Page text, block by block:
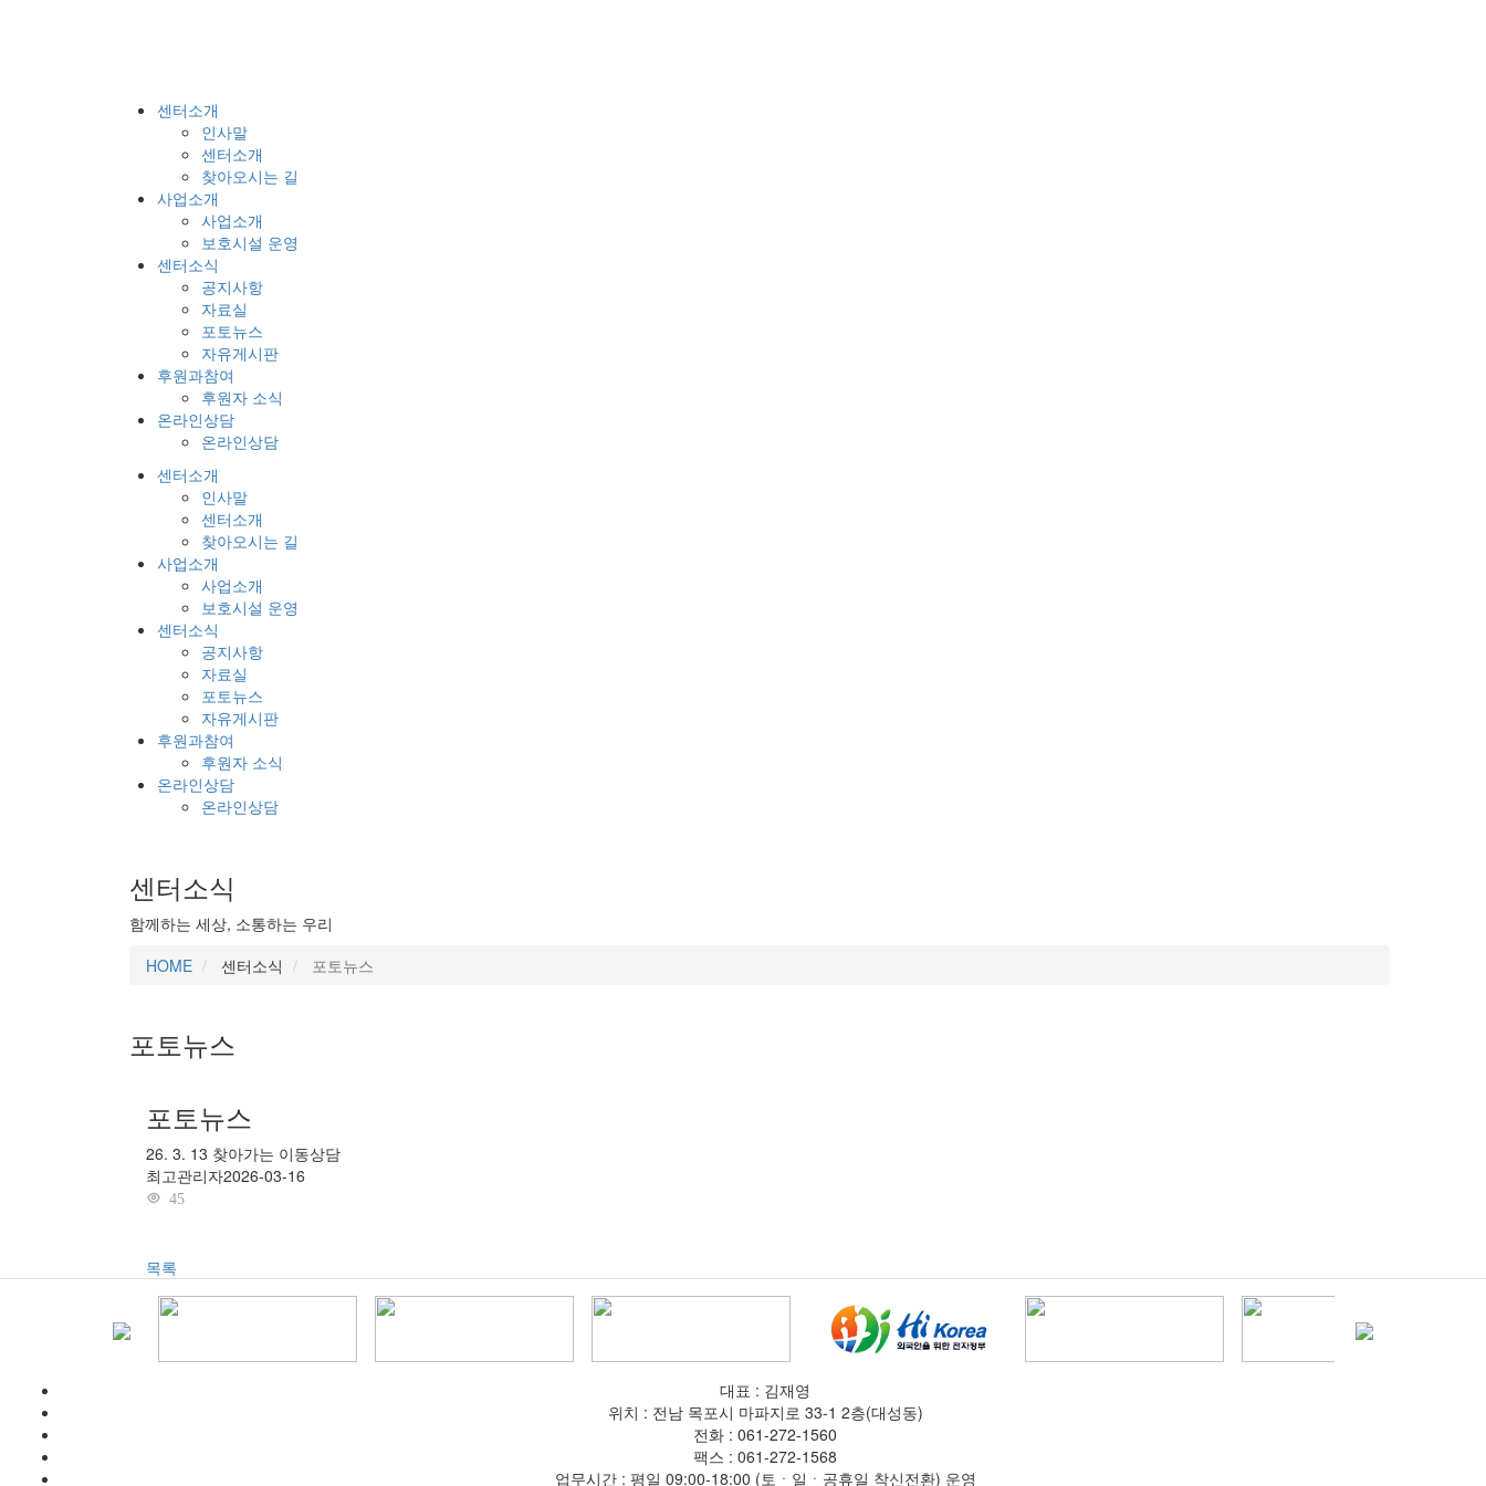
센터소개
인사말
센터소개
찾아오시는 길
사업소개
사업소개
보호시설 운영
센터소식
공지사항
자료실
포토뉴스
자유게시판
후원과참여
후원자 소식
온라인상담
온라인상담
센터소개
인사말
센터소개
찾아오시는 길
사업소개
사업소개
보호시설 운영
센터소식
공지사항
자료실
포토뉴스
자유게시판
후원과참여
후원자 소식
온라인상담
온라인상담
센터소식
함께하는 세상, 소통하는 우리
HOME
센터소식 포토뉴스
포토뉴스
포토뉴스
26. 3. 13 찾아가는 이동상담
최고관리자2026-03-16
45
목록
대표 : 김재영
위치 : 전남 목포시 마파지로 33-1 2층(대성동)
전화 : 061-272-1560
팩스 : 061-272-1568
업무시간 : 평일 09:00-18:00 (토ㆍ일ㆍ공휴일 착신전환) 운영